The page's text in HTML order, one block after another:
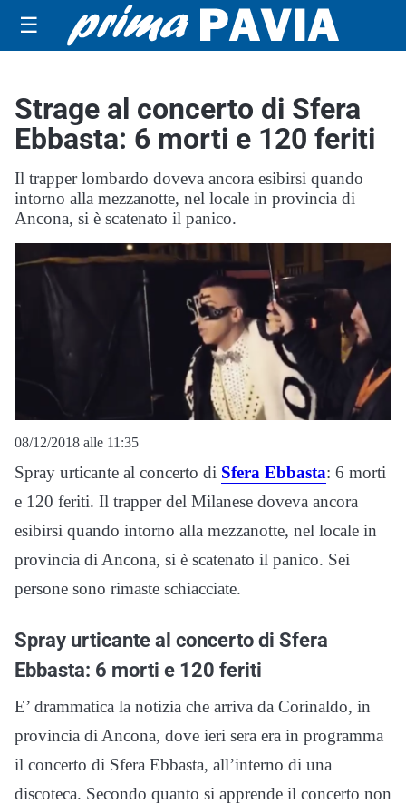
☰
Strage al concerto di Sfera
Ebbasta: 6 morti e 120 feriti
Il trapper lombardo doveva ancora esibirsi quando
intorno alla mezzanotte, nel locale in provincia di
Ancona, si è scatenato il panico.
08/12/2018 alle 11:35
Spray urticante al concerto di Sfera Ebbasta: 6 morti
e 120 feriti. Il trapper del Milanese doveva ancora
esibirsi quando intorno alla mezzanotte, nel locale in
provincia di Ancona, si è scatenato il panico. Sei
persone sono rimaste schiacciate.
Spray urticante al concerto di Sfera
Ebbasta: 6 morti e 120 feriti
E’ drammatica la notizia che arriva da Corinaldo, in
provincia di Ancona, dove ieri sera era in programma
il concerto di Sfera Ebbasta, all’interno di una
discoteca. Secondo quanto si apprende il concerto non